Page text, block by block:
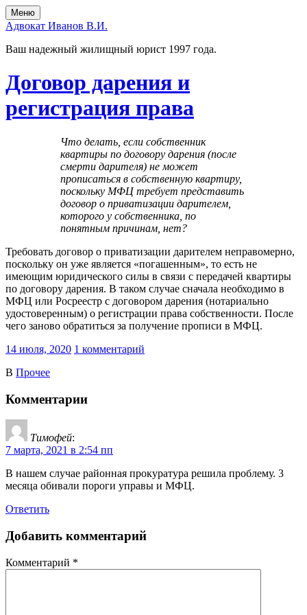
Перейти
к
содержимому
Перейти
в
главное
меню
Меню
Адвокат Иванов В.И.
Ваш надежный жилищный юрист 1997 года.
Договор дарения и
регистрация права
Что делать, если собственник
квартиры по договору дарения (после
смерти дарителя) не может
прописаться в собственную квартиру,
поскольку МФЦ требует представить
договор о приватизации дарителем,
которого у собственника, по
понятным причинам, нет?
Требовать договор о приватизации дарителем неправомерно,
поскольку он уже является «погашенным», то есть не
имеющим юридического силы в связи с передачей квартиры
по договору дарения. В таком случае сначала необходимо в
МФЦ или Росреестр с договором дарения (нотариально
удостоверенным) о регистрации права собственности. После
чего заново обратиться за получение прописи в МФЦ.
14 июля, 2020 1 комментарий
В Прочее
Комментарии
Тимофей:
7 марта, 2021 в 2:54 пп
В нашем случае районная прокуратура решила проблему. 3
месяца обивали пороги управы и МФЦ.
Ответить
Добавить комментарий
Комментарий *